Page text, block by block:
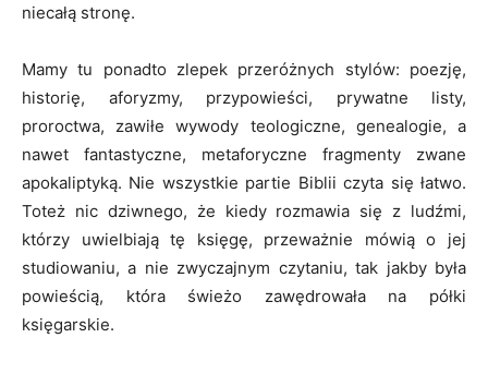
niecałą stronę.
Mamy tu ponadto zlepek przeróżnych stylów: poezję,
historię, aforyzmy, przypowieści, prywatne listy,
proroctwa, zawiłe wywody teologiczne, genealogie, a
nawet fantastyczne, metaforyczne fragmenty zwane
apokaliptyką. Nie wszystkie partie Biblii czyta się łatwo.
Toteż nic dziwnego, że kiedy rozmawia się z ludźmi,
którzy uwielbiają tę księgę, przeważnie mówią o jej
studiowaniu, a nie zwyczajnym czytaniu, tak jakby była
powieścią, która świeżo zawędrowała na półki
księgarskie.